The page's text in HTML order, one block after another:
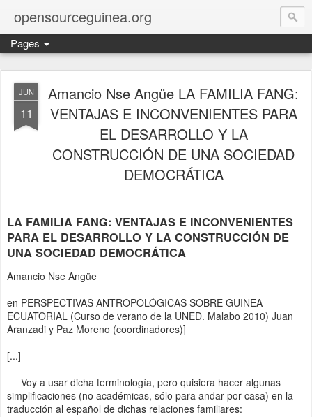
opensourceguinea.org
Pages
JUN
11
Amancio Nse Angüe LA FAMILIA FANG:
VENTAJAS E INCONVENIENTES PARA
EL DESARROLLO Y LA
CONSTRUCCIÓN DE UNA SOCIEDAD
DEMOCRÁTICA
LA FAMILIA FANG: VENTAJAS E INCONVENIENTES
PARA EL DESARROLLO Y LA CONSTRUCCIÓN DE
UNA SOCIEDAD DEMOCRÁTICA
Amancio Nse Angüe
en PERSPECTIVAS ANTROPOLÓGICAS SOBRE GUINEA
ECUATORIAL (Curso de verano de la UNED. Malabo 2010) Juan
Aranzadi y Paz Moreno (coordinadores)]
[...]
Voy a usar dicha terminología, pero quisiera hacer algunas
simplificaciones (no académicas, sólo para andar por casa) en la
traducción al español de dichas relaciones familiares: